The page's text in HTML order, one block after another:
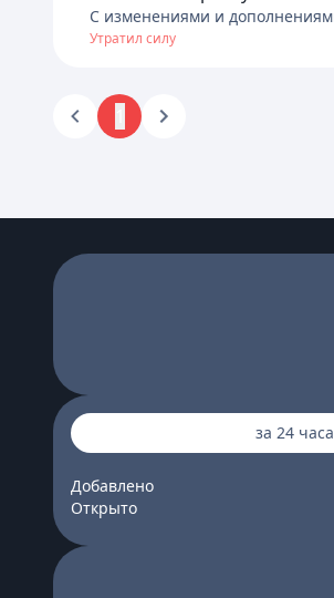
C изменениями и
Утратил силу
за 24 часа
Добавлено
Открыто